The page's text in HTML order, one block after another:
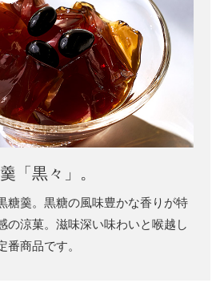
「黒々」。
糖羹。黒糖の風味豊かな香りが特
の涼菓。滋味深い味わいと喉越し
番商品です。